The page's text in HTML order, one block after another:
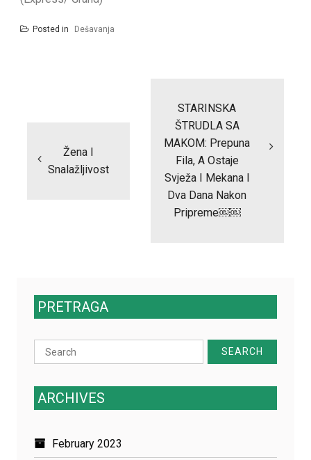
Posted in Dešavanja
Žena I
Snalažljivost
STARINSKA
ŠTRUDLA SA
MAKOM: Prepuna
Fila, A Ostaje
Svježa I Mekana I
Dva Dana Nakon
Pripreme￼￼
PRETRAGA
Search
for:
ARCHIVES
February 2023